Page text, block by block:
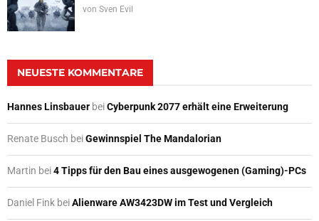
von Sven Evil
NEUESTE KOMMENTARE
Hannes Linsbauer beiCyberpunk 2077 erhält eine Erweiterung
Renate Busch beiGewinnspiel The Mandalorian
Martin bei4 Tipps für den Bau eines ausgewogenen (Gaming)-PCs
Daniel Fink beiAlienware AW3423DW im Test und Vergleich